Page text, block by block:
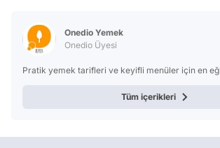
Onedio Yemek
Onedio Üyesi
Pratik yemek tarifleri ve keyifli menüler için en
Tüm içerikleri